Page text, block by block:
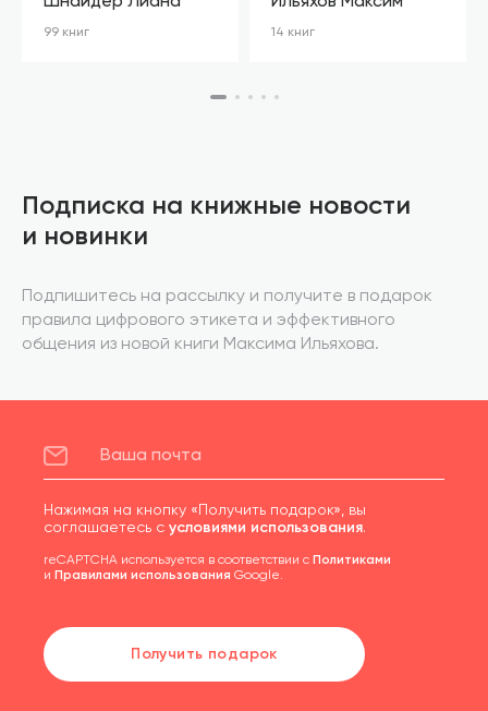
99 книг 14 книг
Подписка на книжные новости
и новинки
Подпишитесь на рассылку и получите в подарок
правила цифрового этикета и эффективного
общения из новой книги Максима Ильяхова.
Нажимая на кнопку «Получить подарок», вы
соглашаетесь с условиями использования.
reCAPTCHA используется в соответствии с Политиками
и Правилами использования Google.
Получить подарок